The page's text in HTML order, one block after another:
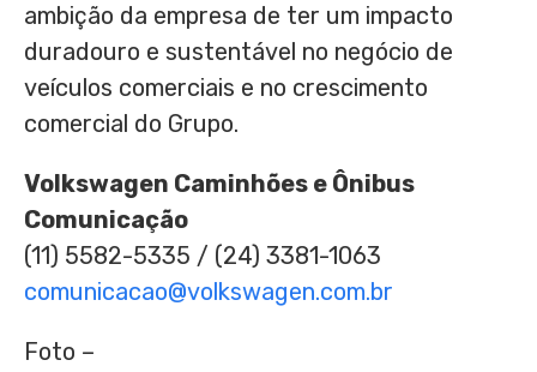
ambição da empresa de ter um impacto
duradouro e sustentável no negócio de
veículos comerciais e no crescimento
comercial do Grupo.
Volkswagen Caminhões e Ônibus
Comunicação
(11) 5582-5335 / (24) 3381-1063
comunicacao@volkswagen.com.br
Foto –